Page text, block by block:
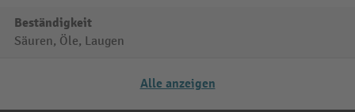
Beständigkeit
Säuren, Öle, Laugen
Alle anzeigen